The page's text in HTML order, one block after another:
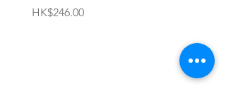
價格
HK$246.00